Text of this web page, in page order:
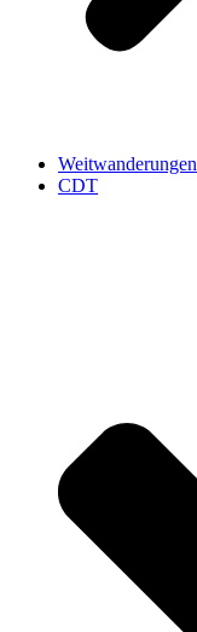
Weitwanderungen
CDT